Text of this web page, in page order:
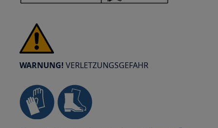
WARNUNG! VERLETZUNGSGEFAHR